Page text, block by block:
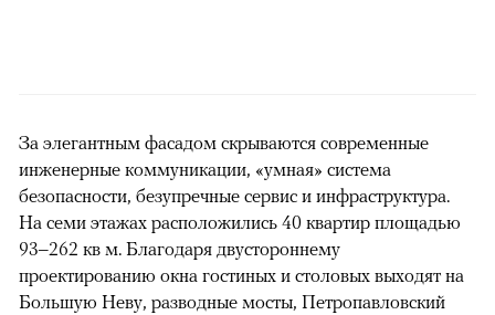
За элегантным фасадом скрываются современные
инженерные коммуникации, «умная» система
безопасности, безупречные сервис и инфраструктура.
На семи этажах расположились 40 квартир площадью
93–262 кв м. Благодаря двустороннему
проектированию окна гостиных и столовых выходят на
Большую Неву, разводные мосты, Петропавловский